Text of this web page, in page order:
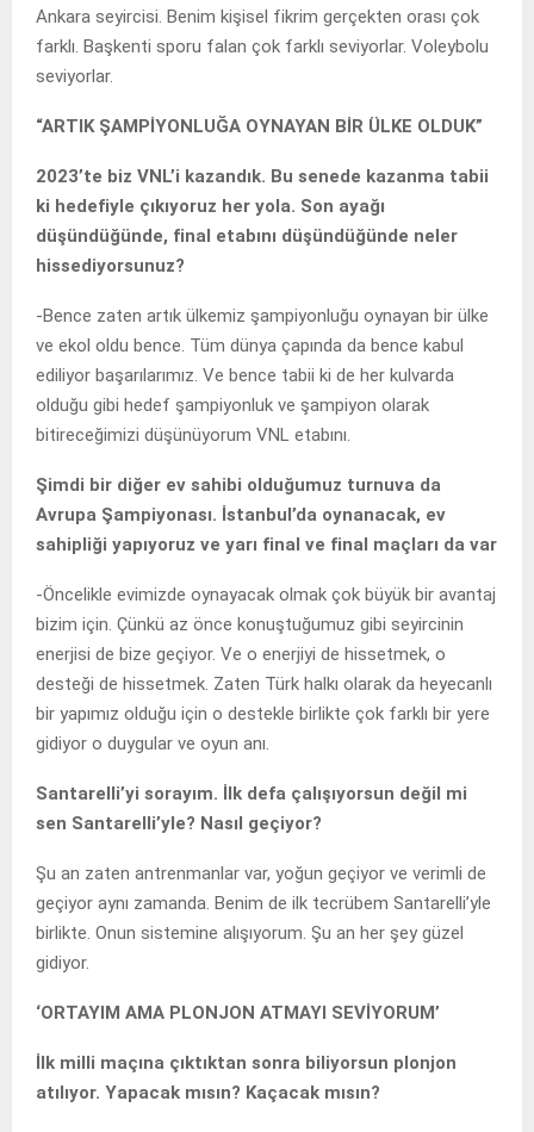
Ankara seyircisi. Benim kişisel fikrim gerçekten orası çok
farklı. Başkenti sporu falan çok farklı seviyorlar. Voleybolu
seviyorlar.
“ARTIK ŞAMPİYONLUĞA OYNAYAN BİR ÜLKE OLDUK”
2023’te biz VNL’i kazandık. Bu senede kazanma tabii
ki hedefiyle çıkıyoruz her yola. Son ayağı
düşündüğünde, final etabını düşündüğünde neler
hissediyorsunuz?
-Bence zaten artık ülkemiz şampiyonluğu oynayan bir ülke
ve ekol oldu bence. Tüm dünya çapında da bence kabul
ediliyor başarılarımız. Ve bence tabii ki de her kulvarda
olduğu gibi hedef şampiyonluk ve şampiyon olarak
bitireceğimizi düşünüyorum VNL etabını.
Şimdi bir diğer ev sahibi olduğumuz turnuva da
Avrupa Şampiyonası. İstanbul’da oynanacak, ev
sahipliği yapıyoruz ve yarı final ve final maçları da var
-Öncelikle evimizde oynayacak olmak çok büyük bir avantaj
bizim için. Çünkü az önce konuştuğumuz gibi seyircinin
enerjisi de bize geçiyor. Ve o enerjiyi de hissetmek, o
desteği de hissetmek. Zaten Türk halkı olarak da heyecanlı
bir yapımız olduğu için o destekle birlikte çok farklı bir yere
gidiyor o duygular ve oyun anı.
Santarelli’yi sorayım. İlk defa çalışıyorsun değil mi
sen Santarelli’yle? Nasıl geçiyor?
Şu an zaten antrenmanlar var, yoğun geçiyor ve verimli de
geçiyor aynı zamanda. Benim de ilk tecrübem Santarelli’yle
birlikte. Onun sistemine alışıyorum. Şu an her şey güzel
gidiyor.
‘ORTAYIM AMA PLONJON ATMAYI SEVİYORUM’
İlk milli maçına çıktıktan sonra biliyorsun plonjon
atılıyor. Yapacak mısın? Kaçacak mısın?